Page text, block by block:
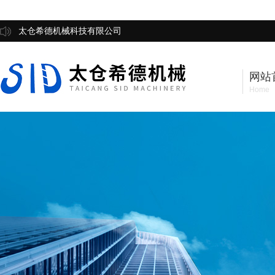
太仓希德机械科技有限公司
网站
Home